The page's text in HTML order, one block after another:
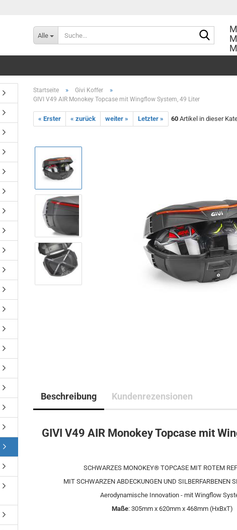
Alle
Suche...
Startseite » Givi Koffer »
GIVI V49 AIR Monokey Topcase mit Wingflow System, 49 Liter
« Erster « zurück weiter » Letzter » 60Artikel in dieser
Beschreibung Kundenrezensionen
GIVI V49 AIR Monokey Topcase mit
SCHWARZES MONOKEY® TOPCASE MIT ROTEM
MIT SCHWARZEN ABDECKUNGEN UND SILBERFARBENEN
Aerodynamische Innovation - mit Wingflow
Maße: 305mm x 620mm x 468mm (HxBxT)